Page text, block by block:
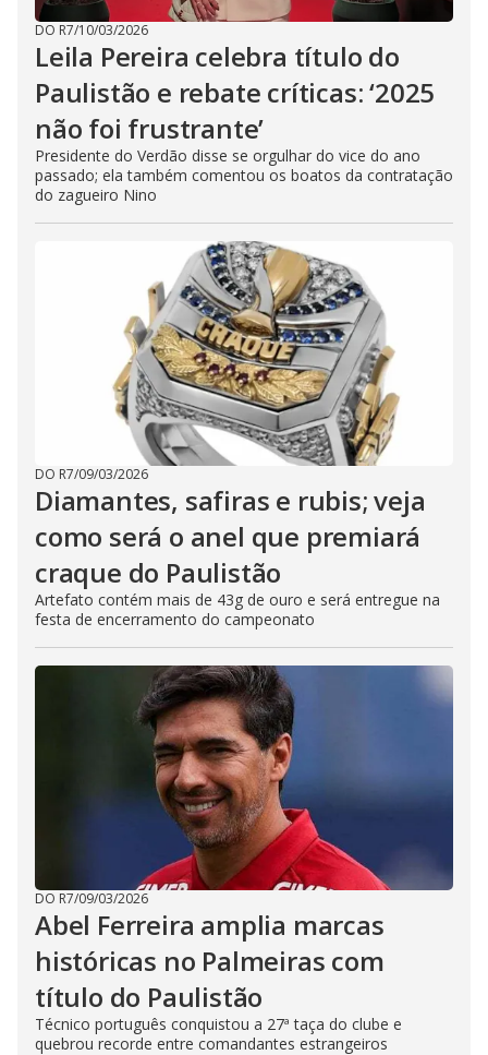
DO R7/10/03/2026
Leila Pereira celebra título do
Paulistão e rebate críticas: ‘2025
não foi frustrante’
Presidente do Verdão disse se orgulhar do vice do ano
passado; ela também comentou os boatos da contratação
do zagueiro Nino
DO R7/09/03/2026
Diamantes, safiras e rubis; veja
como será o anel que premiará
craque do Paulistão
Artefato contém mais de 43g de ouro e será entregue na
festa de encerramento do campeonato
DO R7/09/03/2026
Abel Ferreira amplia marcas
históricas no Palmeiras com
título do Paulistão
Técnico português conquistou a 27ª taça do clube e
quebrou recorde entre comandantes estrangeiros